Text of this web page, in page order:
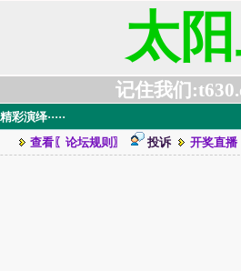
太
记住我们
绎·····
查看〖论坛规则〗 投诉 开奖直播